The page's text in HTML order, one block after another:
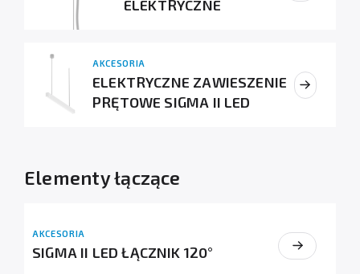
ELEKTRYCZNE
AKCESORIA
ELEKTRYCZNE ZAWIESZENIE
PRĘTOWE SIGMA II LED
Elementy łączące
AKCESORIA
SIGMA II LED ŁĄCZNIK 120°